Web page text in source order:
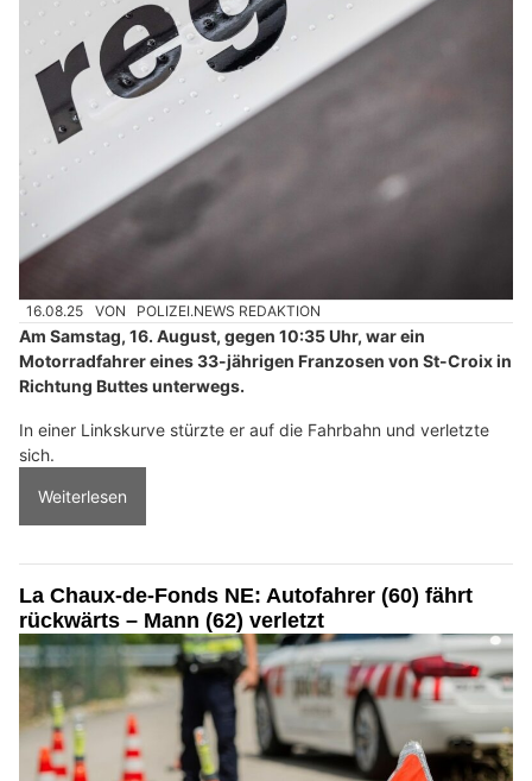
16.08.25 VON POLIZEI.NEWS REDAKTION
Am Samstag, 16. August, gegen 10:35 Uhr, war ein
Motorradfahrer eines 33-jährigen Franzosen von St-Croix in
Richtung Buttes unterwegs.
In einer Linkskurve stürzte er auf die Fahrbahn und verletzte
sich.
Weiterlesen
La Chaux-de-Fonds NE: Autofahrer (60) fährt
rückwärts – Mann (62) verletzt